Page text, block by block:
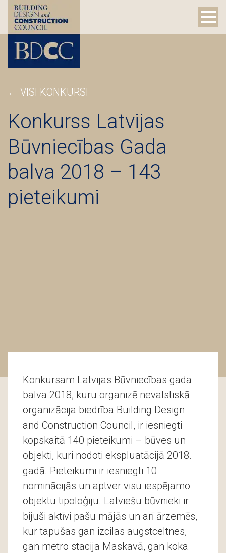
← VISI KONKURSI
Konkurss Latvijas
Būvniecības Gada
balva 2018 – 143
pieteikumi
Konkursam Latvijas Būvniecības gada
balva 2018, kuru organizē nevalstiskā
organizācija biedrība Building Design
and Construction Council, ir iesniegti
kopskaitā 140 pieteikumi – būves un
objekti, kuri nodoti ekspluatācijā 2018.
gadā. Pieteikumi ir iesniegti 10
nominācijās un aptver visu iespējamo
objektu tipoloģiju. Latviešu būvnieki ir
bijuši aktīvi pašu mājās un arī ārzemēs,
kur tapušas gan izcilas augstceltnes,
gan metro stacija Maskavā, gan koka